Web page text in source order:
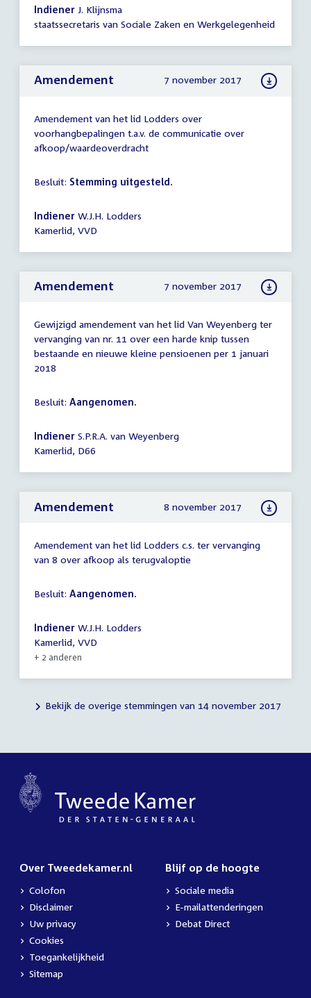
Indiener J. Klijnsma
staatssecretaris van Sociale Zaken en Werkgelegenheid
Amendement 7 november 2017
Amendement van het lid Lodders over
voorhangbepalingen t.a.v. de communicatie over
afkoop/waardeoverdracht
Besluit: Stemming uitgesteld.
Indiener W.J.H. Lodders
Kamerlid, VVD
Amendement 7 november 2017
Gewijzigd amendement van het lid Van Weyenberg ter
vervanging van nr. 11 over een harde knip tussen
bestaande en nieuwe kleine pensioenen per 1 januari
2018
Besluit: Aangenomen.
Indiener S.P.R.A. van Weyenberg
Kamerlid, D66
Amendement 8 november 2017
Amendement van het lid Lodders c.s. ter vervanging
van 8 over afkoop als terugvaloptie
Besluit: Aangenomen.
Indiener W.J.H. Lodders
Kamerlid, VVD
+ 2 anderen
Bekijk de overige stemmingen van 14 november 2017
Over Tweedekamer.nl
Colofon
Disclaimer
Uw privacy
Cookies
Toegankelijkheid
Sitemap
Blijf op de hoogte
Sociale media
E-mailattenderingen
Debat Direct